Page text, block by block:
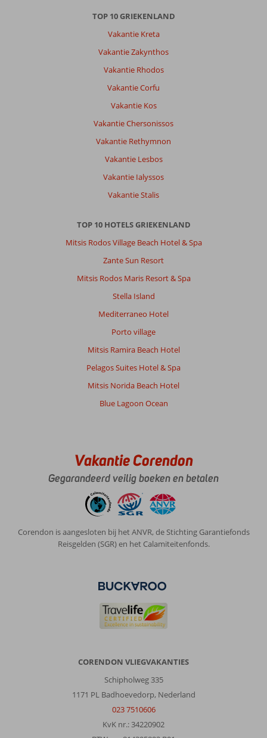
TOP 10 GRIEKENLAND
Vakantie Kreta
Vakantie Zakynthos
Vakantie Rhodos
Vakantie Corfu
Vakantie Kos
Vakantie Chersonissos
Vakantie Rethymnon
Vakantie Lesbos
Vakantie Ialyssos
Vakantie Stalis
TOP 10 HOTELS GRIEKENLAND
Mitsis Rodos Village Beach Hotel & Spa
Zante Sun Resort
Mitsis Rodos Maris Resort & Spa
Stella Island
Mediterraneo Hotel
Porto village
Mitsis Ramira Beach Hotel
Pelagos Suites Hotel & Spa
Mitsis Norida Beach Hotel
Blue Lagoon Ocean
Vakantie Corendon
Gegarandeerd veilig boeken en betalen
Corendon is aangesloten bij het ANVR, de Stichting Garantiefonds
Reisgelden (SGR) en het Calamiteitenfonds.
CORENDON VLIEGVAKANTIES
Schipholweg 335
1171 PL Badhoevedorp, Nederland
023 7510606
KvK nr.: 34220902